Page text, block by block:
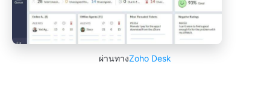
ผ่านทางZoho Desk